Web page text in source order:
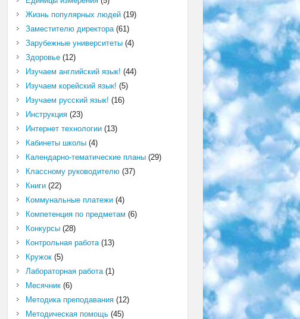
Жизнь популярных людей(19)
Заместителю директора(61)
Зарубежные университеты(4)
Здоровье(12)
Изучаем английский язык! (44)
Изучаем корейский язык! (5)
Изучаем русский язык! (16)
Инструкция(23)
Интернет технологии(13)
Кабинеты школы(4)
Календарно-тематические планы(29)
Классному руководителю(37)
Книги(22)
Коммунальные платежи(4)
Компетенция по предметам (6)
Конкурсы(28)
Контрольная работа(13)
Кружок(5)
Лабораторная работа(1)
Месячник(6)
Методика преподавания(12)
Методическая помощь(45)